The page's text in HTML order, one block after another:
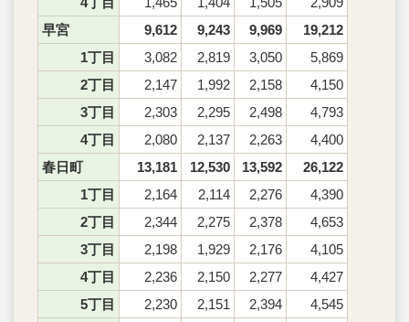
早宮
9,612 9,243 9,969
19,212
1丁目
3,082 2,819 3,050
5,869
2丁目
2,147 1,992 2,158
4,150
3丁目
2,303 2,295 2,498
4,793
4丁目
2,080 2,137 2,263
4,400
春日町
13,181 12,530 13,592
26,122
1丁目
2,164 2,114 2,276
4,390
2丁目
2,344 2,275 2,378
4,653
3丁目
2,198 1,929 2,176
4,105
4丁目
2,236 2,150 2,277
4,427
5丁目
2,230 2,151 2,394
4,545